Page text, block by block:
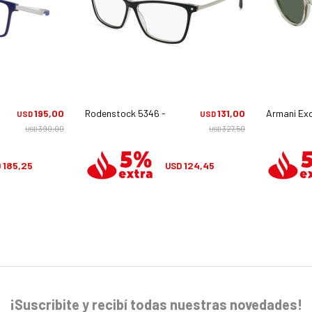
USD195,00
USD390,00
185,25
Rodenstock 5346 - A USD131,00
USD327,50
USD124,45
Armani
¡Suscribite y recibí todas nuestras novedades!